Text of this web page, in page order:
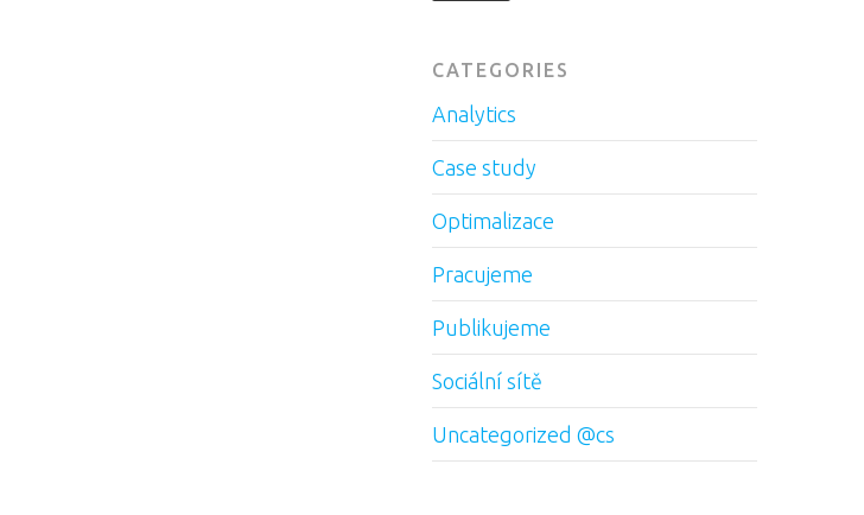
CATEGORIES
Analytics
Case study
Optimalizace
Pracujeme
Publikujeme
Sociální sítě
Uncategorized @cs